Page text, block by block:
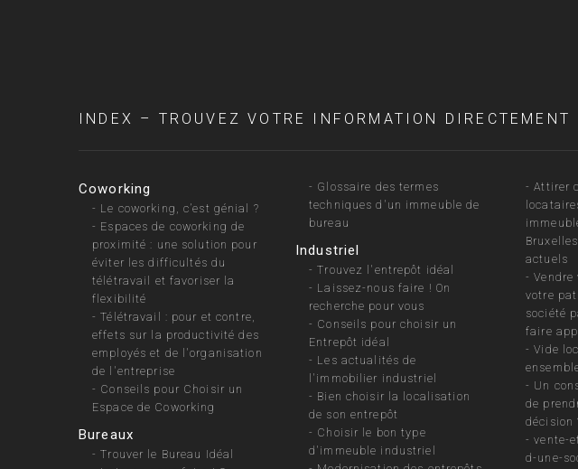
INDEX – TROUVEZ VOTRE INFORMATION DIRECTEMENT
Coworking
- Le coworking, c’est génial ?
- Espaces de coworking de
proximité : une solution pour
éviter les difficultés du
télétravail et favoriser la
flexibilité
-Télétravail : pour et contre,
effets sur la productivité des
employés et de l'organisation
de l'entreprise
- Conseils pour Choisir un
Espace de Coworking
Bureaux
-Trouver le Bureau Idéal
- Glossaire des termes
techniques d'un immeuble de
bureau
Industriel
-Trouvez l'entrepôt idéal
- Laissez-nous faire ! On
recherche pour vous
- Conseils pour choisir un
Entrepôt idéal
- Les actualités de
l'immobilier industriel
- Bien choisir la localisation
de son entrepôt
- Choisir le bon type
d'immeuble industriel
-Attirer
actuels
-Vendre
votre
société
faire
-Vide
- Un
de
décision
-vente-
d-une-